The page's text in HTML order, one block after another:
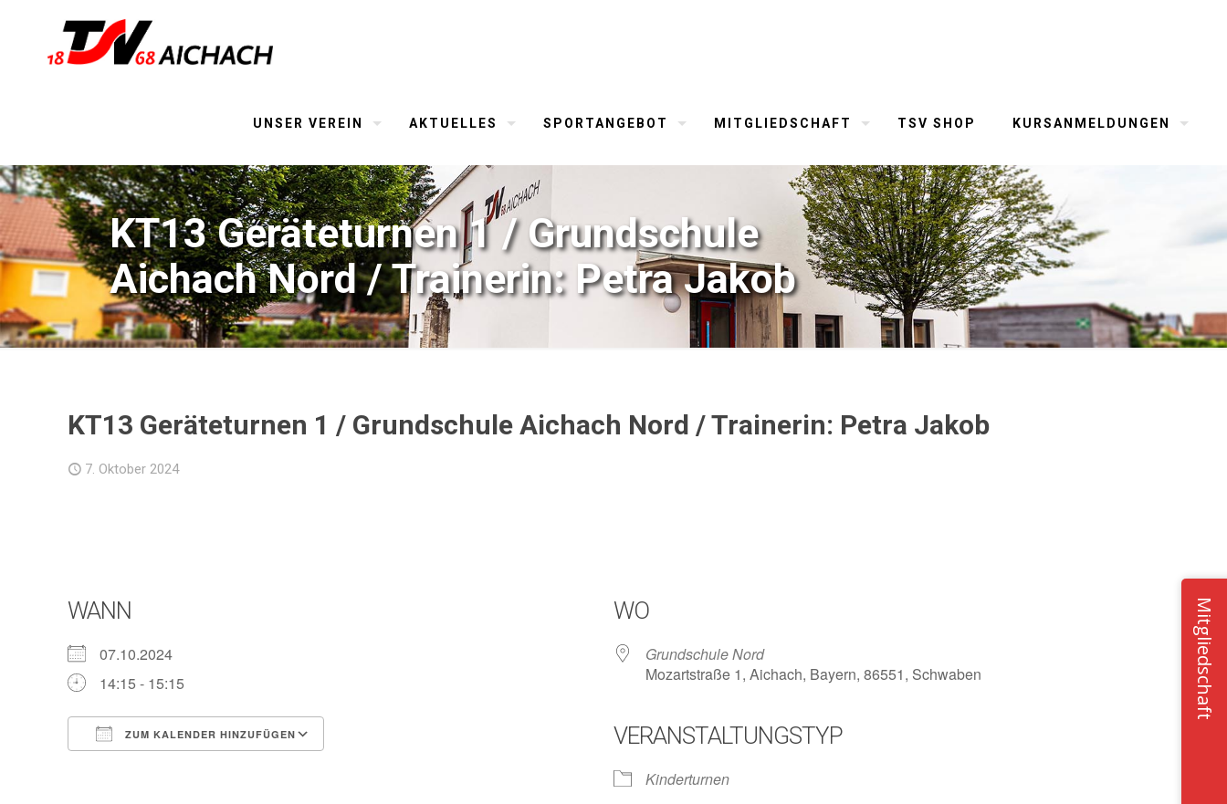
UNSER VEREIN AKTUELLES SPORTANGEBOT MITGLIEDSCHAFT TSV SHOP KURSANMELDUNGEN
KT13 Geräteturnen 1 / Grundschule
Aichach Nord / Trainerin: Petra Jakob
KT13 Geräteturnen 1 / Grundschule Aichach Nord / Trainerin: Petra Jakob
7. Oktober 2024
WANN
07.10.2024
14:15 - 15:15
ZUM KALENDER HINZUFÜGEN
iCalendar
WO
Grundschule Nord
Mozartstraße 1, Aichach, Bayern, 86551, Schwaben
VERANSTALTUNGSTYP
Kinderturnen
Mitgliedschaft